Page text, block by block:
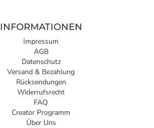
INFORMATIONEN
Impressum
AGB
Datenschutz
Versand & Bezahlung
Rücksendungen
Widerrufsrecht
FAQ
Creator Programm
Über Uns